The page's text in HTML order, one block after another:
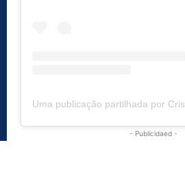
- Publicidaed -